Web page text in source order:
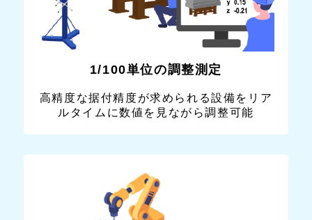
1/100単位の調整測定
高精度な据付精度が求められる設備をリア
ルタイムに数値を見ながら調整可能